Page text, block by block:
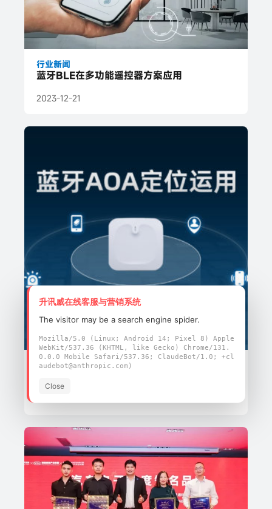
行业新闻
蓝牙BLE在多功能遥控器方案应用
2023-12-21
行业新闻
升讯威在线客服与营销系统
The visitor may be a search engine spider.
Mozilla/5.0 (Linux; Android 14; Pixel 8) Apple
WebKit/537.36 (KHTML, like Gecko) Chrome/131.
0.0.0 Mobile Safari/537.36; ClaudeBot/1.0; +cl
audebot@anthropic.com)
Close